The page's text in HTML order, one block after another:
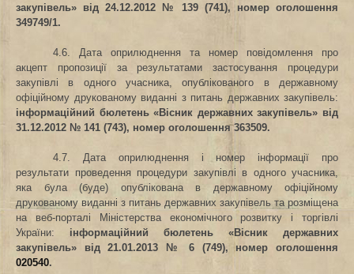
закупівель» від 24.12.2012 № 139 (741), номер оголошення
349749/1.
4.6. Дата оприлюднення та номер повідомлення про
акцепт пропозиції за результатами застосування процедури
закупівлі в одного учасника, опублікованого в державному
офіційному друкованому виданні з питань державних закупівель:
інформаційний бюлетень «Вісник державних закупівель» від
31.12.2012 № 141 (743), номер оголошення 363509.
4.7. Дата оприлюднення і номер інформації про
результати проведення процедури закупівлі в одного учасника,
яка була (буде) опублікована в державному офіційному
друкованому виданні з питань державних закупівель та розміщена
на веб-порталі Міністерства економічного розвитку і торгівлі
України: інформаційний бюлетень «Вісник державних
закупівель» від 21.01.2013 № 6 (749), номер оголошення
020540.